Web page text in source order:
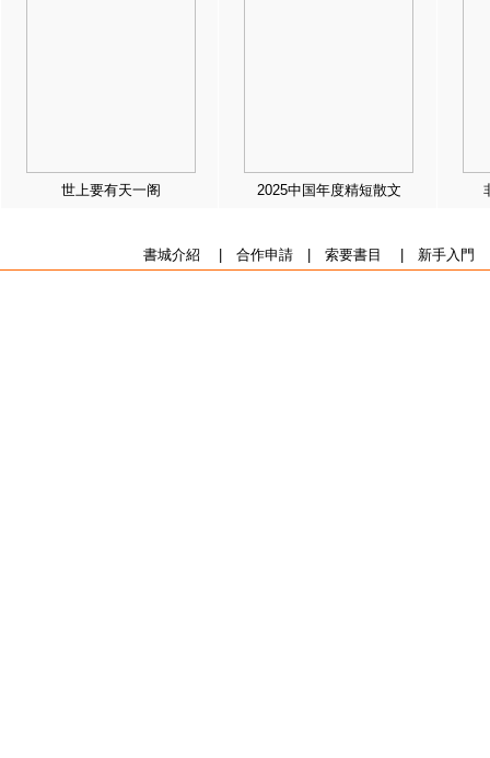
世上要有天一阁 2025中国年度精短散文
書城介紹 合作申請| 索要書目 新手入門